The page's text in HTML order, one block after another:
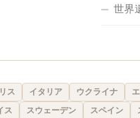
世界
ス イタリア ウクライナ
ス スウェーデン スペイン